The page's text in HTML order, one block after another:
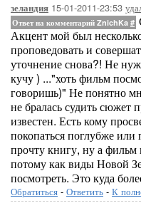
зеландия 15-01-2011-23:53
Ответ на комментарий ZnichKa #
Акцент мой был
проповедовать и
уточнение снова?! Не
кучу ) ..."хоть фильм
говоришь)" Не понятно
не бралась судить сюжет
известен. Есть кому
покопаться поглубже или
прочту книгу, ну а
потому как виды Новой
посмотреть. Это куда
Обратиться - Ответить - К